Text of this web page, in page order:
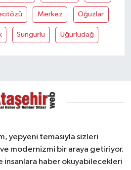
Merkez Oğuzlar
Sungurlu Uğurludağ
yepyeni temasıyla sizleri
modernizmi bir araya getiriyor.
insanlara haber okuyabilecekleri